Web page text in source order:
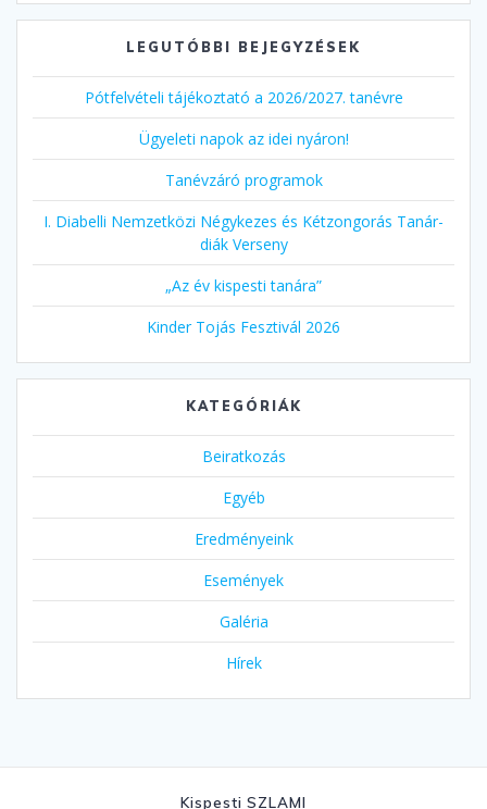
LEGUTÓBBI BEJEGYZÉSEK
Pótfelvételi tájékoztató a 2026/2027. tanévre
Ügyeleti napok az idei nyáron!
Tanévzáró programok
I. Diabelli Nemzetközi Négykezes és Kétzongorás Tanár-
diák Verseny
„Az év kispesti tanára”
Kinder Tojás Fesztivál 2026
KATEGÓRIÁK
Beiratkozás
Egyéb
Eredményeink
Események
Galéria
Hírek
Kispesti SZLAMI